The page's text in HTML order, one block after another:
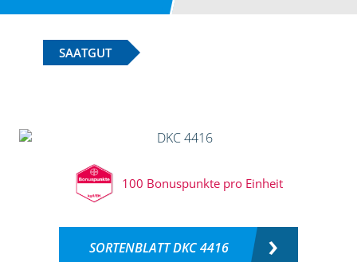
SAATGUT
100 Bonuspunkte pro Einheit
SORTENBLATT DKC 4416